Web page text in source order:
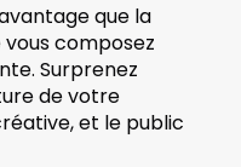
que la
composez
Surprenez
de votre
et le public